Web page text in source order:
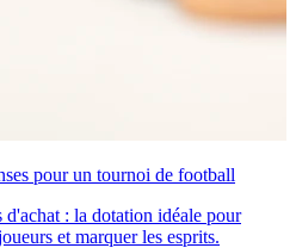
pour un tournoi de football
: la dotation idéale pour
et marquer les esprits.